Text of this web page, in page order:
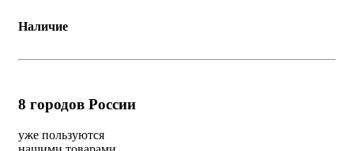
Наличие
8 городов России
уже пользуются